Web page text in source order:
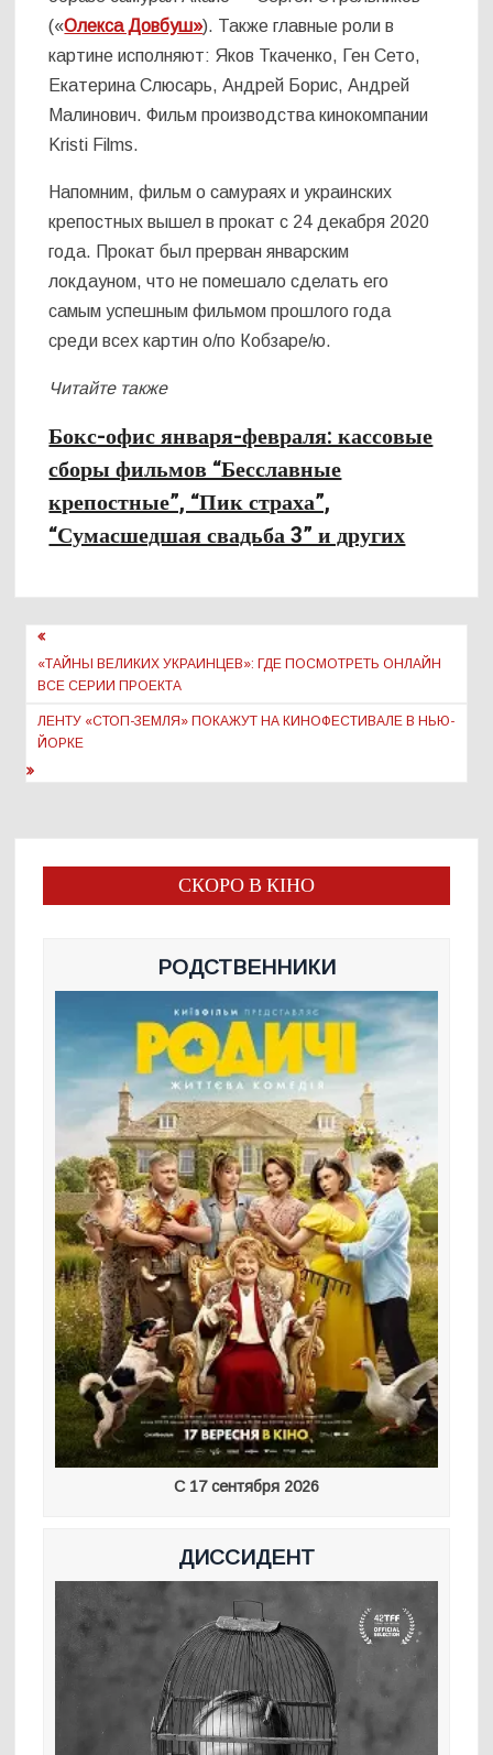
(«Олекса Довбуш»). Также главные роли в
картине исполняют: Яков Ткаченко, Ген Сето,
Екатерина Слюсарь, Андрей Борис, Андрей
Малинович. Фильм производства кинокомпании
Kristi Films.
Напомним, фильм о самураях и украинских
крепостных вышел в прокат с 24 декабря 2020
года. Прокат был прерван январским
локдауном, что не помешало сделать его
самым успешным фильмом прошлого года
среди всех картин о/по Кобзаре/ю.
Читайте также
Бокс-офис января-февраля: кассовые
сборы фильмов “Бесславные
крепостные”, “Пик страха”,
“Сумасшедшая свадьба 3” и других
Навигация
по
записям
«ТАЙНЫ ВЕЛИКИХ УКРАИНЦЕВ»: ГДЕ ПОСМОТРЕТЬ ОНЛАЙН
ВСЕ СЕРИИ ПРОЕКТА
ЛЕНТУ «СТОП-ЗЕМЛЯ» ПОКАЖУТ НА КИНОФЕСТИВАЛЕ В НЬЮ-
ЙОРКЕ
СКОРО В КІНО
РОДСТВЕННИКИ
С 17 сентября 2026
ДИССИДЕНТ